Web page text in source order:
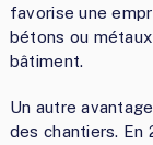
favorise une
bétons ou
bâtiment.
Un autre
des chantiers. En